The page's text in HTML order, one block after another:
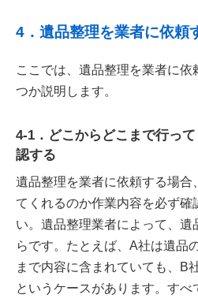
4．遺品整理を業者に依頼
ここでは、遺品整理を業者に依
つか説明します。
4-1．どこからどこまで行っ
認する
遺品整理を業者に依頼する場合
てくれるのか作業内容を必ず確
い。遺品整理業者によって、
らです。たとえば、A社は遺品
まで内容に含まれていても、B
というケースがあります。すべ